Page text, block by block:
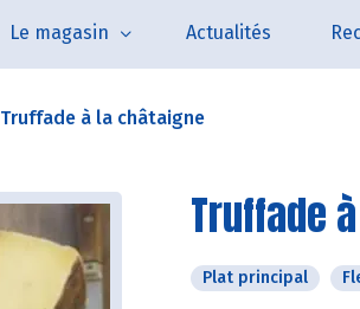
Le magasin Actualités
Truffade à la châtaigne
Truffade
Plat principal